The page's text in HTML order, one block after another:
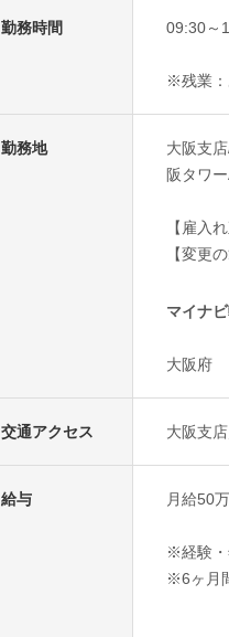
勤務時間 09:30～
※残業：
勤務地
大阪支
阪タワ
【雇入
【変更
マイナ
大阪府
交通アクセス 大阪支
給与 月給50
※経験・
※6ヶ月